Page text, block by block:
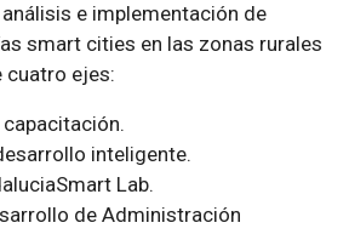
e implementación de
smart cities en las zonas rurales
cuatro ejes:
inteligente.
Lab.
de Administración